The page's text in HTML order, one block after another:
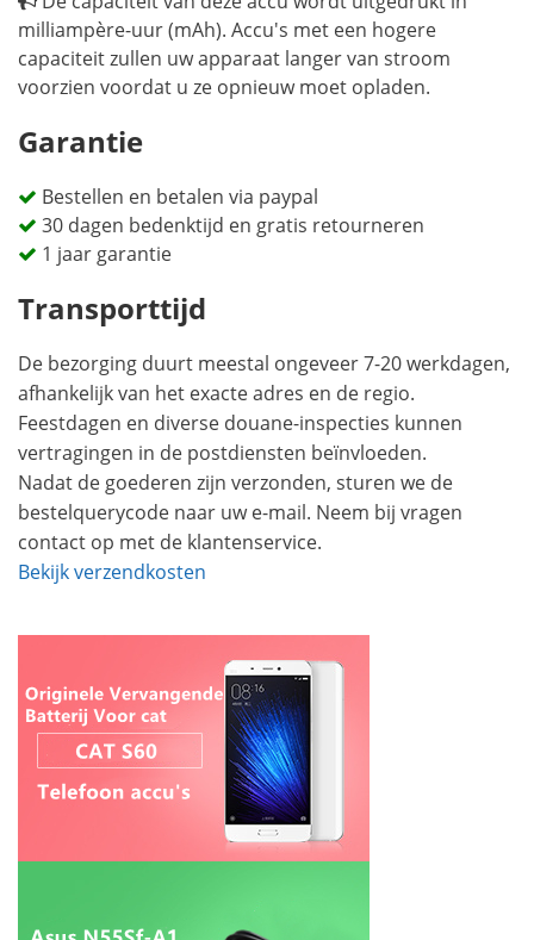
milliampère-uur (mAh). Accu's met een hogere
capaciteit zullen uw apparaat langer van stroom
voorzien voordat u ze opnieuw moet opladen.
Garantie
Bestellen en betalen via paypal
30 dagen bedenktijd en gratis retourneren
1 jaar garantie
Transporttijd
De bezorging duurt meestal ongeveer 7-20 werkdagen,
afhankelijk van het exacte adres en de regio.
Feestdagen en diverse douane-inspecties kunnen
vertragingen in de postdiensten beïnvloeden.
Nadat de goederen zijn verzonden, sturen we de
bestelquerycode naar uw e-mail. Neem bij vragen
contact op met de klantenservice.
Bekijk verzendkosten